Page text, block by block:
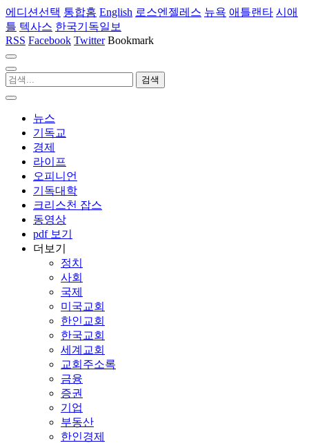
에디션선택 통합홈 English 로스엔젤레스 뉴욕 애틀랜타 시애
틀 텍사스 한국기독일보
RSS Facebook Twitter Bookmark
뉴스
기독교
경제
라이프
오피니언
기독대학
크리스천 잡스
동영상
pdf 보기
더보기
정치
사회
국제
미국교회
한인교회
한국교회
세계교회
교회주소록
금융
증권
기업
부동산
한인경제